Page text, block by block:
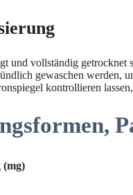
und vollständig getrocknet
gewaschen werden,
kontrollieren
(mg)